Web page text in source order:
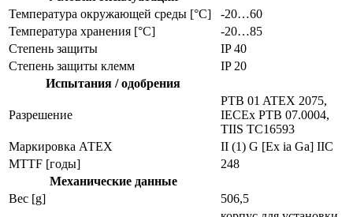
Температура окружающей среды [°C]
-20…60
Температура хранения [°C]
-20…85
Степень защиты
IP 40
Степень защиты клемм
IP 20
Испытания / одобрения
Разрешение
PTB 01 ATEX 2075,
IECEx PTB 07.0004,
TIIS TC16593
Маркировка АТЕХ
II (1) G [Ex ia Ga] IIC
MTTF [годы]
248
Механические данные
Вес [g]
506,5